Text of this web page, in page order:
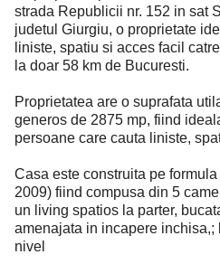
strada Republicii nr. 152 in sat
judetul Giurgiu, o proprietate
liniste, spatiu si acces facil
la doar 58 km de Bucuresti.
Proprietatea are o suprafata
generos de 2875 mp, fiind
persoane care cauta liniste,
Casa este construita pe
2009) fiind compusa din 5
un living spatios la parter,
amenajata in incapere
nivel